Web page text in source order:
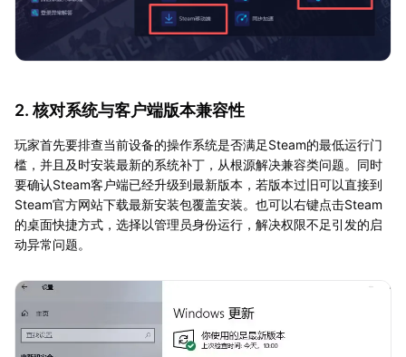
2. 核对系统与客户端版本兼容性
玩家首先要排查当前设备的操作系统是否满足Steam的最低运行门
槛，并且及时安装最新的系统补丁，从根源解决兼容类问题。同时
要确认Steam客户端已经升级到最新版本，若版本过旧可以直接到
Steam官方网站下载最新安装包覆盖安装。也可以右键点击Steam
的桌面快捷方式，选择以管理员身份运行，解决权限不足引发的启
动异常问题。